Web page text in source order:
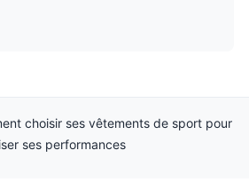
choisir ses vêtements de sport pour
ses performances